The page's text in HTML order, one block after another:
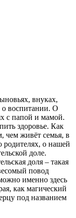
внуках,
о воспитании. О
с папой и мамой.
здоровье. Как
чем живёт семья, в
родителях, о нашей
доле.
доля – такая
повод
именно здесь
как магический
под названием